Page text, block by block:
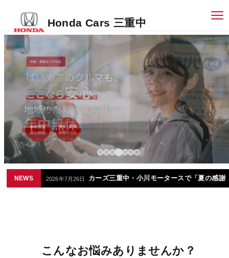
Honda Cars 三重中
NEWS 2026年7月26日
夏、ホンダカーズ三重中・小川モータースで「夏の感謝祭」を開催しま
こんなお悩みありませんか？